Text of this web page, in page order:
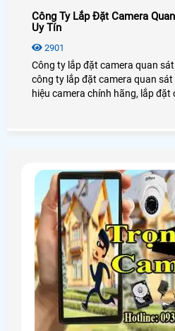
Công Ty Lắp Đặt Camera
Uy Tín
2901
Công ty lắp đặt camera quan
công ty lắp đặt camera quan
hiệu camera chính hãng, lắp đặt